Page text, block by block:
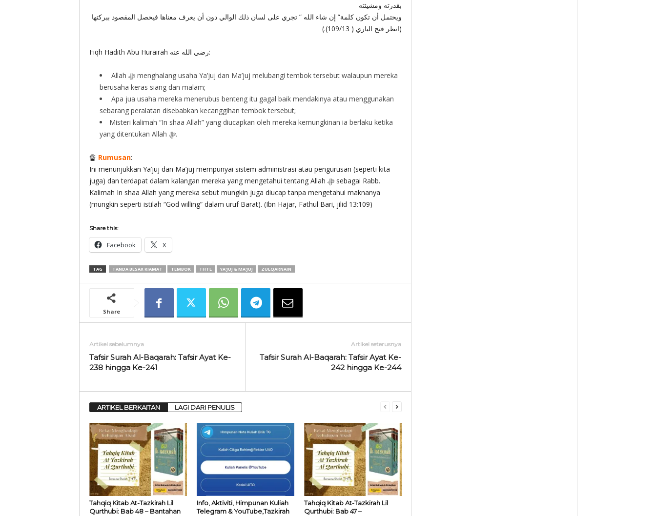
بقدرته ومشيئته
ويحتمل أن تكون كلمة” إن شاء الله ” تجري على لسان ذلك الوالي دون أن يعرف معناها فيحصل المقصود ببركتها
(انظر فتح الباري ( 109/13).)
Fiqh Hadith Abu Hurairah رضي الله عنه:
Allah ‎ﷻ menghalang usaha Ya’juj dan Ma’juj melubangi tembok tersebut walaupun mereka
berusaha keras siang dan malam;
Apa jua usaha mereka menerubus benteng itu gagal baik mendakinya atau menggunakan
sebarang peralatan disebabkan kecanggihan tembok tersebut;
Misteri kalimah “In shaa Allah” yang diucapkan oleh mereka kemungkinan ia berlaku ketika
yang ditentukan Allah ‎ﷻ.
🔏 Rumusan:
Ini menunjukkan Ya’juj dan Ma’juj mempunyai sistem administrasi atau pengurusan (seperti kita
juga) dan terdapat dalam kalangan mereka yang mengetahui tentang Allah ‎ﷻ sebagai Rabb.
Kalimah In shaa Allah yang mereka sebut mungkin juga diucap tanpa mengetahui maknanya
(mungkin seperti istilah “God willing” dalam uruf Barat). (Ibn Hajar, Fathul Bari, jilid 13:109)
Share this:
Facebook X
TAG TANDA BESAR KIAMAT TEMBOK THTL YA'JUJ & MA'JUJ ZULQARNAIN
Share
Artikel sebelumnya
Tafsir Surah Al-Baqarah: Tafsir Ayat Ke-
238 hingga Ke-241
Artikel seterusnya
Tafsir Surah Al-Baqarah: Tafsir Ayat Ke-
242 hingga Ke-244
ARTIKEL BERKAITAN LAGI DARI PENULIS
Tahqiq Kitab At-Tazkirah Lil
Qurthubi: Bab 48 – Bantahan
Info, Aktiviti, Himpunan Kuliah
Telegram & YouTube,Tazkirah
Tahqiq Kitab At-Tazkirah Lil
Qurthubi: Bab 47 –